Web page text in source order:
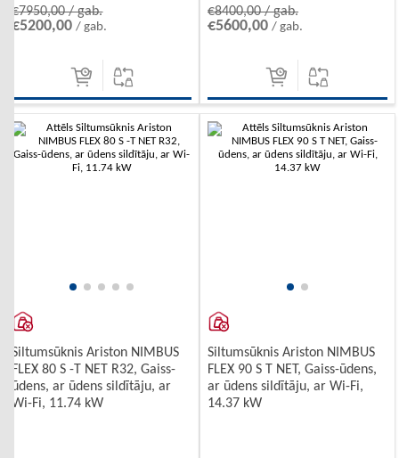
€7950,00 / gab.
€5200,00/ gab.
€8400,00 / gab.
€5600,00 / gab.
Siltumsūknis Ariston NIMBUS
FLEX 80 S -T NET R32, Gaiss-
ūdens, ar ūdens sildītāju, ar
Wi-Fi, 11.74 kW
Siltumsūknis Ariston NIMBUS
FLEX 90 S T NET, Gaiss-ūdens,
ar ūdens sildītāju, ar Wi-Fi,
14.37 kW